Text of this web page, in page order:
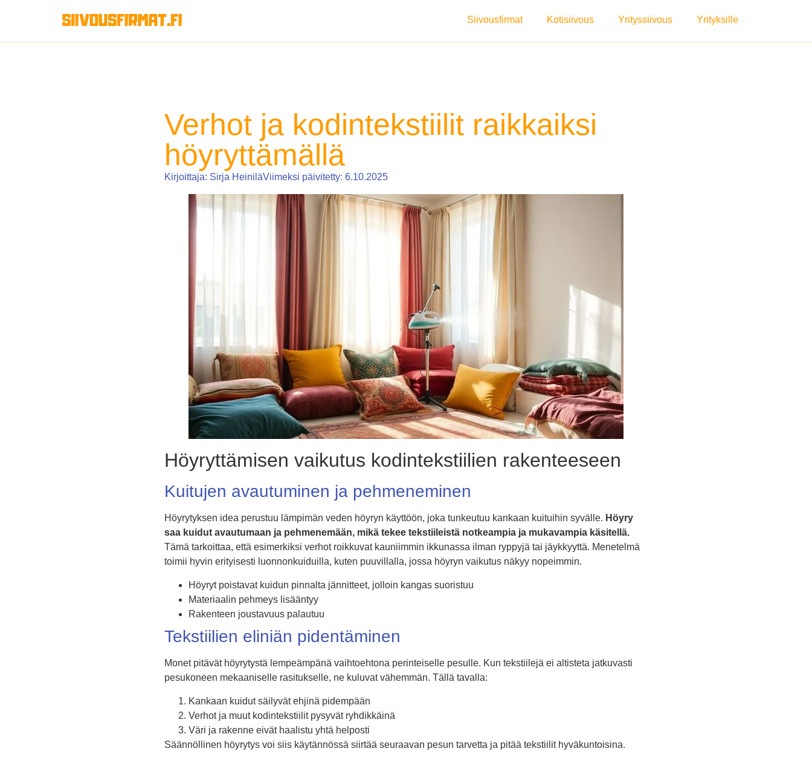
Siivousfirmat Kotisiivous Yrityssiivous Yrityksille
Verhot ja kodintekstiilit raikkaiksi
höyryttämällä
Kirjoittaja: Sirja HeiniläViimeksi päivitetty: 6.10.2025
Höyryttämisen vaikutus kodintekstiilien rakenteeseen
Kuitujen avautuminen ja pehmeneminen
Höyrytyksen idea perustuu lämpimän veden höyryn käyttöön, joka tunkeutuu kankaan kuituihin syvälle. Höyry
saa kuidut avautumaan ja pehmenemään, mikä tekee tekstiileistä notkeampia ja mukavampia käsitellä.
Tämä tarkoittaa, että esimerkiksi verhot roikkuvat kauniimmin ikkunassa ilman ryppyjä tai jäykkyyttä. Menetelmä
toimii hyvin erityisesti luonnonkuiduilla, kuten puuvillalla, jossa höyryn vaikutus näkyy nopeimmin.
Höyryt poistavat kuidun pinnalta jännitteet, jolloin kangas suoristuu
Materiaalin pehmeys lisääntyy
Rakenteen joustavuus palautuu
Tekstiilien eliniän pidentäminen
Monet pitävät höyrytystä lempeämpänä vaihtoehtona perinteiselle pesulle. Kun tekstiilejä ei altisteta jatkuvasti
pesukoneen mekaaniselle rasitukselle, ne kuluvat vähemmän. Tällä tavalla:
Kankaan kuidut säilyvät ehjinä pidempään
Verhot ja muut kodintekstiilit pysyvät ryhdikkäinä
Väri ja rakenne eivät haalistu yhtä helposti
Säännöllinen höyrytys voi siis käytännössä siirtää seuraavan pesun tarvetta ja pitää tekstiilit hyväkuntoisina.